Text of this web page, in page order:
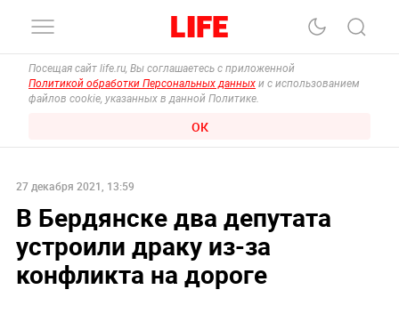
Посещая сайт life.ru, Вы соглашаетесь с приложенной
Политикой обработки Персональных данных и с использованием
файлов cookie, указанных в данной Политике.
ОК
27 декабря 2021, 13:59
В Бердянске два депутата
устроили драку из-за
конфликта на дороге